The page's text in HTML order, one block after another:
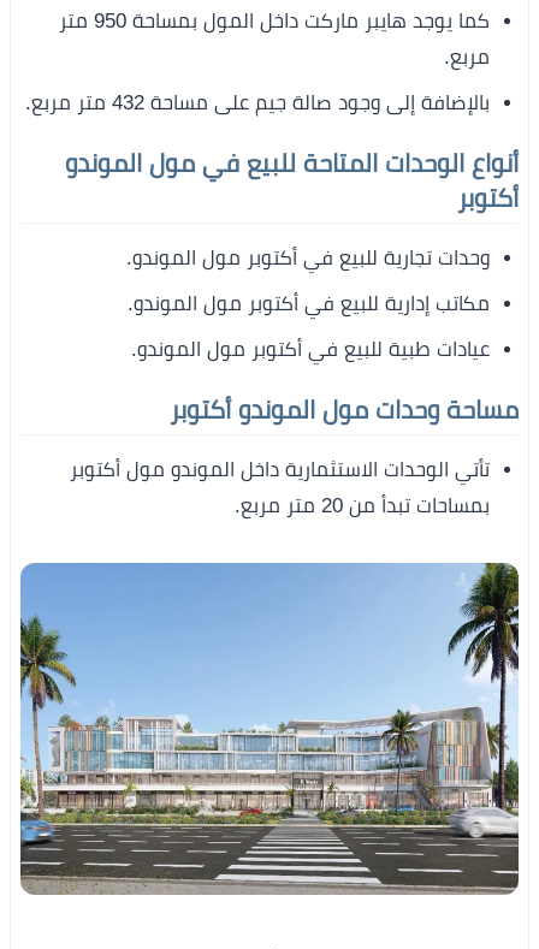
كما يوجد هايبر ماركت داخل المول بمساحة 950 متر
مربع.
بالإضافة إلى وجود صالة جيم على مساحة 432 متر مربع.
أنواع الوحدات المتاحة للبيع في مول الموندو
أكتوبر
وحدات تجارية للبيع في أكتوبر مول الموندو.
مكاتب إدارية للبيع في أكتوبر مول الموندو.
عيادات طبية للبيع في أكتوبر مول الموندو.
مساحة وحدات مول الموندو أكتوبر
تأتي الوحدات الاستثمارية داخل الموندو مول أكتوبر
بمساحات تبدأ من 20 متر مربع.